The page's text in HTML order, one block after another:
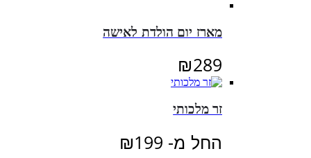
מארז יום הולדת לאישה
₪289
זר מלכותי
החל מ- ₪199